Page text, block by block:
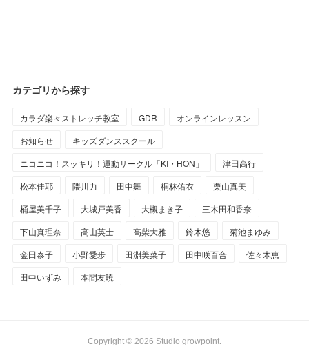
カテゴリから探す
カラダ楽々ストレッチ教室 GDR
オンラインレッスン
お知らせ
キッズダンススクール
ニコニコ！スッキリ！運動サークル「KI・HON」
津田高行
松本佳耶
隈川力 田中舞 桐林佑衣
栗山真美
桶屋美千子
大城戸美香 大槻まき子
三木田和香奈
下山真理奈
高山英士 高柴大雅 鈴木悠
菊池まゆみ
金田泰子
小野愛歩 田淵美菜子 田中咲百合
佐々木恵
田中いずみ
本間友暁
Copyright © 2026 Studio growpoint.